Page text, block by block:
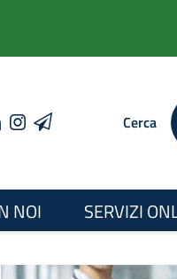
INSTAGRAM
TELEGRAM Cerca
NOI SERVIZI